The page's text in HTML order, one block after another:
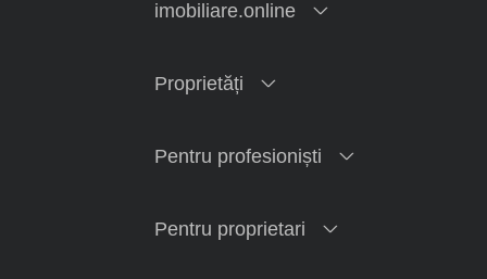
imobiliare.online
Proprietăți
Pentru profesioniști
Pentru proprietari